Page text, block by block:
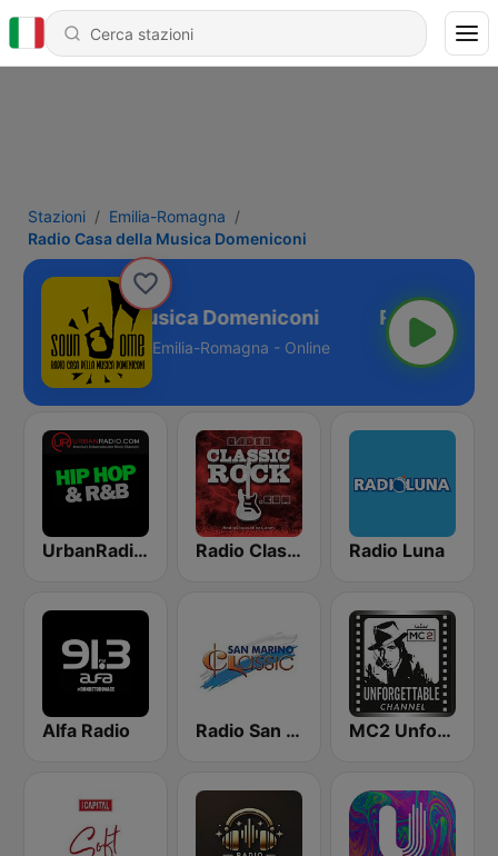
Stazioni
Emilia-Romagna
Radio Casa della Musica Domeniconi
Casa della Musica Domeniconi
Emilia-Romagna - Online
UrbanRadio - Hip Hop & RnB Radio Classic Rock Radio Luna
Alfa Radio Radio San Marino Classic MC2 Unforgettable Channel